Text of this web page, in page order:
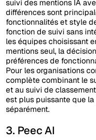
suivi des mentions IA
différences sont
fonctionnalités et style
fonction de suivi sans
les équipes choisissant
mentions seul, la
préférences de
Pour les organisations
complète combinant le
et au suivi de
est plus puissante que
séparément.
3. Peec AI